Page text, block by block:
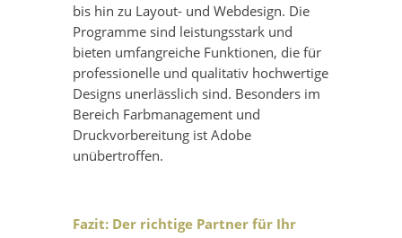
bis hin zu Layout- und Webdesign. Die
Programme sind leistungsstark und
bieten umfangreiche Funktionen, die für
professionelle und qualitativ hochwertige
Designs unerlässlich sind. Besonders im
Bereich Farbmanagement und
Druckvorbereitung ist Adobe
unübertroffen.
Fazit: Der richtige Partner für Ihr